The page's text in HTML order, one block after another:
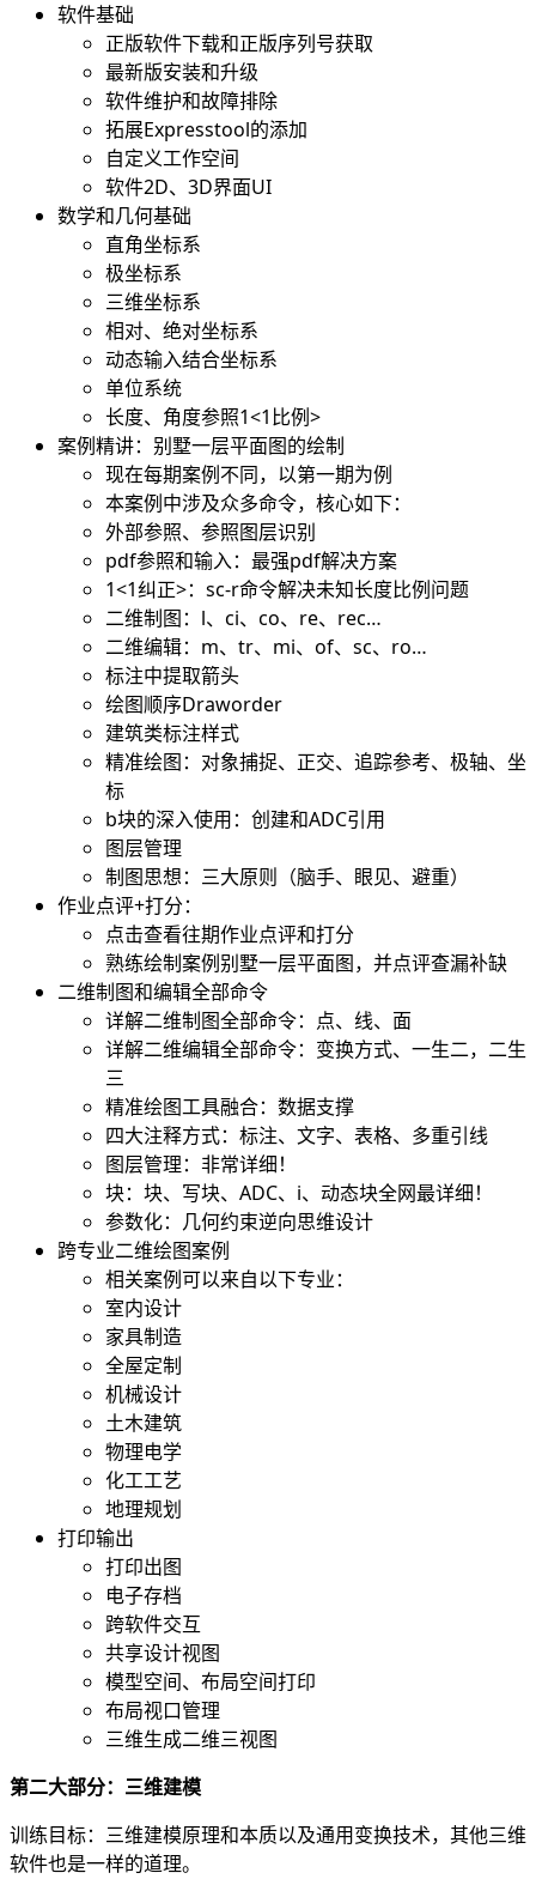
软件基础
正版软件下载和正版序列号获取
最新版安装和升级
软件维护和故障排除
拓展Expresstool的添加
自定义工作空间
软件2D、3D界面UI
数学和几何基础
直角坐标系
极坐标系
三维坐标系
相对、绝对坐标系
动态输入结合坐标系
单位系统
长度、角度参照1<1比例>
案例精讲：别墅一层平面图的绘制
现在每期案例不同，以第一期为例
本案例中涉及众多命令，核心如下：
外部参照、参照图层识别
pdf参照和输入：最强pdf解决方案
1<1纠正>：sc-r命令解决未知长度比例问题
二维制图：l、ci、co、re、rec…
二维编辑：m、tr、mi、of、sc、ro…
标注中提取箭头
绘图顺序Draworder
建筑类标注样式
精准绘图：对象捕捉、正交、追踪参考、极轴、坐
标
b块的深入使用：创建和ADC引用
图层管理
制图思想：三大原则（脑手、眼见、避重）
作业点评+打分：
点击查看往期作业点评和打分
熟练绘制案例别墅一层平面图，并点评查漏补缺
二维制图和编辑全部命令
详解二维制图全部命令：点、线、面
详解二维编辑全部命令：变换方式、一生二，二生
三
精准绘图工具融合：数据支撑
四大注释方式：标注、文字、表格、多重引线
图层管理：非常详细！
块：块、写块、ADC、i、动态块全网最详细！
参数化：几何约束逆向思维设计
跨专业二维绘图案例
相关案例可以来自以下专业：
室内设计
家具制造
全屋定制
机械设计
土木建筑
物理电学
化工工艺
地理规划
打印输出
打印出图
电子存档
跨软件交互
共享设计视图
模型空间、布局空间打印
布局视口管理
三维生成二维三视图
第二大部分：三维建模
训练目标：三维建模原理和本质以及通用变换技术，其他三维
软件也是一样的道理。